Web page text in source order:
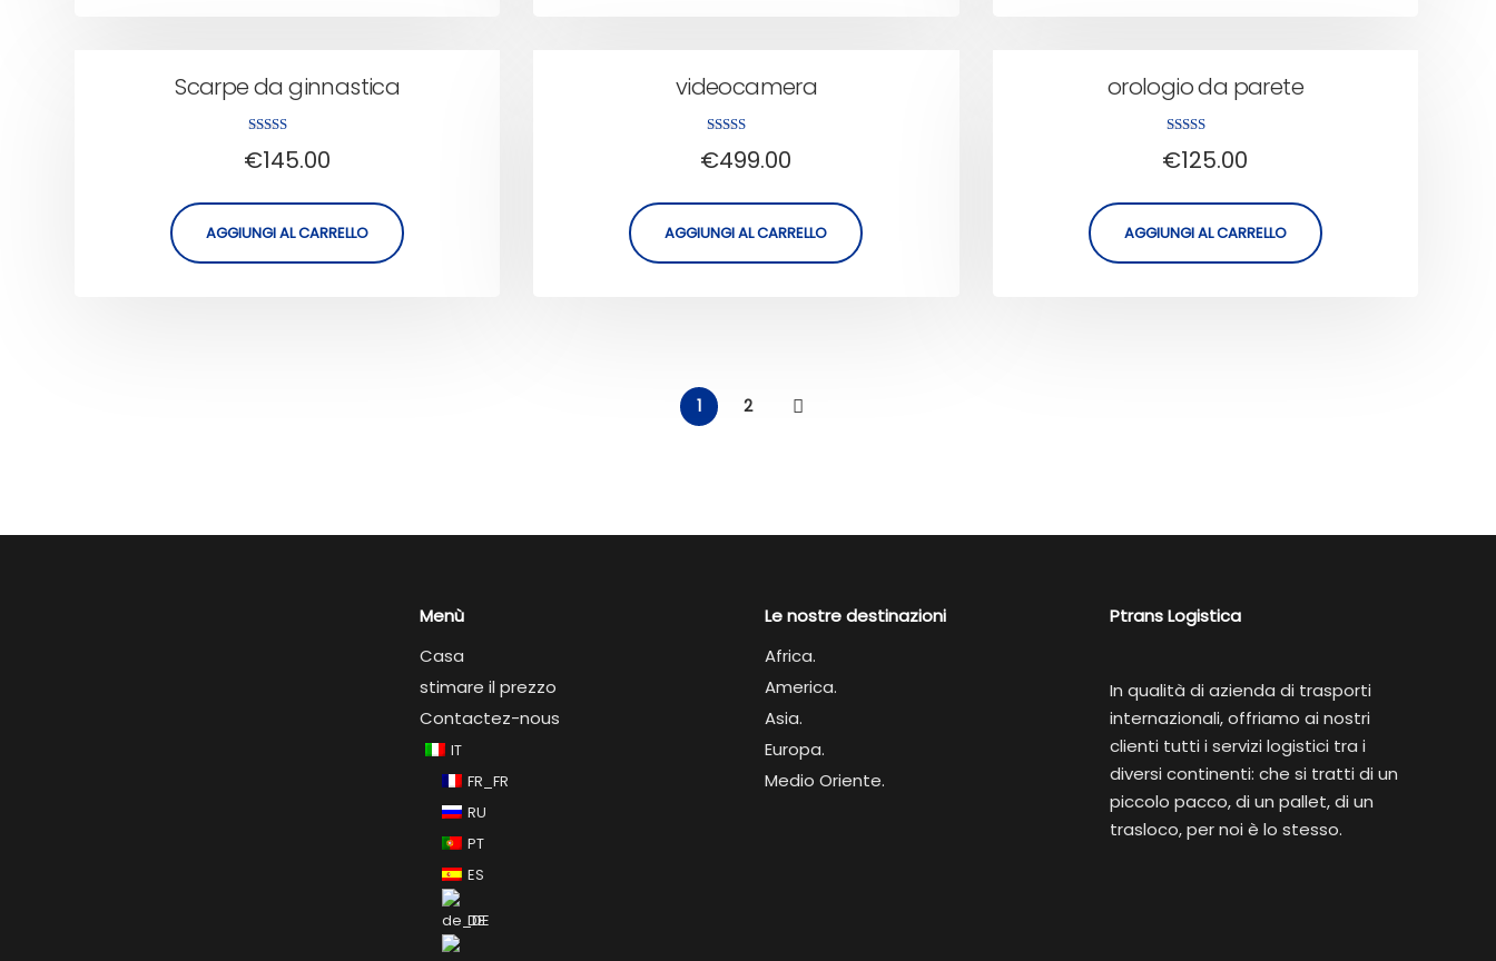
Scarpe da ginnastica
su 5
€145.00
AGGIUNGI AL CARRELLO
videocamera
su 5
€499.00
AGGIUNGI AL CARRELLO
orologio da parete
su 5
€125.00
AGGIUNGI AL CARRELLO
1 2
Menù
Casa
stimare il prezzo
Contactez-nous
IT
FR_FR
RU
PT
ES
DE
Le nostre destinazioni
Africa.
America.
Asia.
Europa.
Medio Oriente.
Ptrans Logistica
In qualità di azienda di trasporti
internazionali, offriamo ai nostri
clienti tutti i servizi logistici tra i
diversi continenti: che si tratti di un
piccolo pacco, di un pallet, di un
trasloco, per noi è lo stesso.